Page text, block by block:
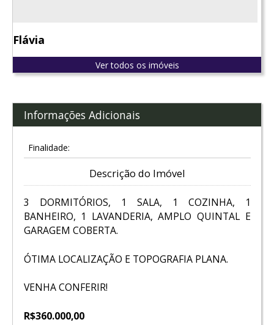
Flávia
Ver todos os imóveis
Informações Adicionais
Finalidade:
Descrição do Imóvel
3 DORMITÓRIOS, 1 SALA, 1 COZINHA, 1
BANHEIRO, 1 LAVANDERIA, AMPLO QUINTAL E
GARAGEM COBERTA.
ÓTIMA LOCALIZAÇÃO E TOPOGRAFIA PLANA.
VENHA CONFERIR!
R$360.000,00